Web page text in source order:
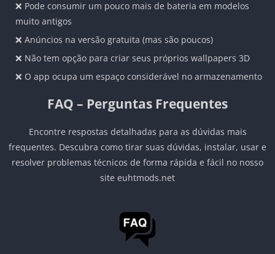
❌ Pode consumir um pouco mais de bateria em modelos
muito antigos
❌ Anúncios na versão gratuita (mas são poucos)
❌ Não tem opção para criar seus próprios wallpapers 3D
❌ O app ocupa um espaço considerável no armazenamento
FAQ – Perguntas Frequentes
Encontre respostas detalhadas para as dúvidas mais
frequentes. Descubra como tirar suas dúvidas, instalar, usar e
resolver problemas técnicos de forma rápida e fácil no nosso
site euhtmods.net